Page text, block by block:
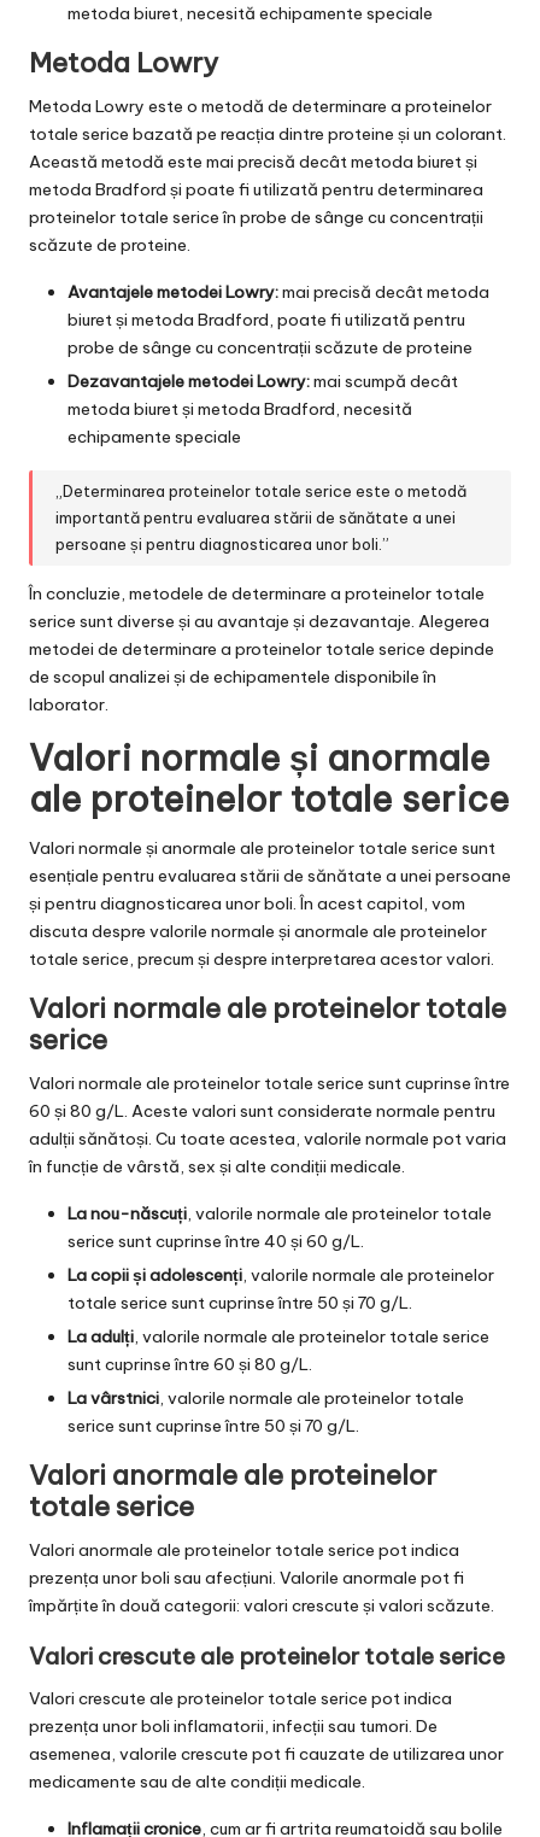
metoda biuret, necesită echipamente speciale
Metoda Lowry
Metoda Lowry este o metodă de determinare a proteinelor
totale serice bazată pe reacția dintre proteine și un colorant.
Această metodă este mai precisă decât metoda biuret și
metoda Bradford și poate fi utilizată pentru determinarea
proteinelor totale serice în probe de sânge cu concentrații
scăzute de proteine.
Avantajele metodei Lowry:mai precisă decât metoda
biuret și metoda Bradford, poate fi utilizată pentru
probe de sânge cu concentrații scăzute de proteine
Dezavantajele metodei Lowry:mai scumpă decât
metoda biuret și metoda Bradford, necesită
echipamente speciale
„Determinarea proteinelor totale serice este o metodă
importantă pentru evaluarea stării de sănătate a unei
persoane și pentru diagnosticarea unor boli.”
În concluzie, metodele de determinare a proteinelor totale
serice sunt diverse și au avantaje și dezavantaje. Alegerea
metodei de determinare a proteinelor totale serice depinde
de scopul analizei și de echipamentele disponibile în
laborator.
Valori normale și anormale
ale proteinelor totale serice
Valori normale și anormale ale proteinelor totale serice sunt
esențiale pentru evaluarea stării de sănătate a unei persoane
și pentru diagnosticarea unor boli. În acest capitol, vom
discuta despre valorile normale și anormale ale proteinelor
totale serice, precum și despre interpretarea acestor valori.
Valori normale ale proteinelor totale
serice
Valori normale ale proteinelor totale serice sunt cuprinse între
60 și 80 g/L. Aceste valori sunt considerate normale pentru
adulții sănătoși. Cu toate acestea, valorile normale pot varia
în funcție de vârstă, sex și alte condiții medicale.
La nou-născuți , valorile normale ale proteinelor totale
serice sunt cuprinse între 40 și 60 g/L.
La copii și adolescenți, valorile normale ale proteinelor
totale serice sunt cuprinse între 50 și 70 g/L.
La adulți, valorile normale ale proteinelor totale serice
sunt cuprinse între 60 și 80 g/L.
La vârstnici, valorile normale ale proteinelor totale
serice sunt cuprinse între 50 și 70 g/L.
Valori anormale ale proteinelor
totale serice
Valori anormale ale proteinelor totale serice pot indica
prezența unor boli sau afecțiuni. Valorile anormale pot fi
împărțite în două categorii: valori crescute și valori scăzute.
Valori crescute ale proteinelor totale serice
Valori crescute ale proteinelor totale serice pot indica
prezența unor boli inflamatorii, infecții sau tumori. De
asemenea, valorile crescute pot fi cauzate de utilizarea unor
medicamente sau de alte condiții medicale.
Inflamații cronice, cum ar fi artrita reumatoidă sau bolile